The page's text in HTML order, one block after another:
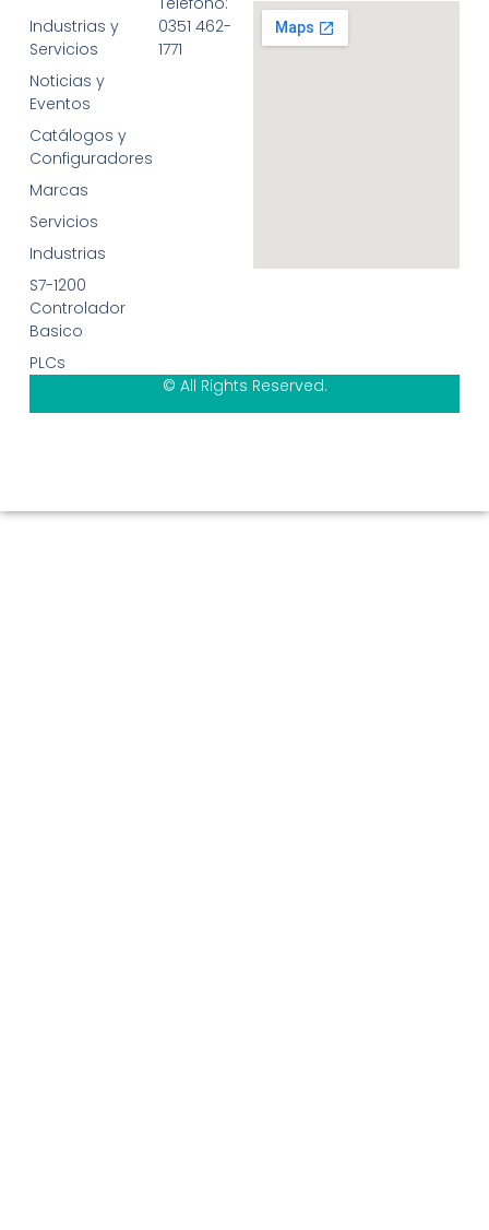
Industrias y
Servicios
Noticias y
Eventos
Catálogos y
Configuradores
Marcas
Servicios
Industrias
S7-1200
Controlador
Basico
PLCs
0351 462-
1771
© All Rights Reserved.